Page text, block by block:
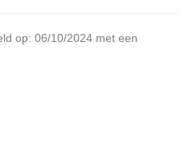
op: 06/10/2024 met een